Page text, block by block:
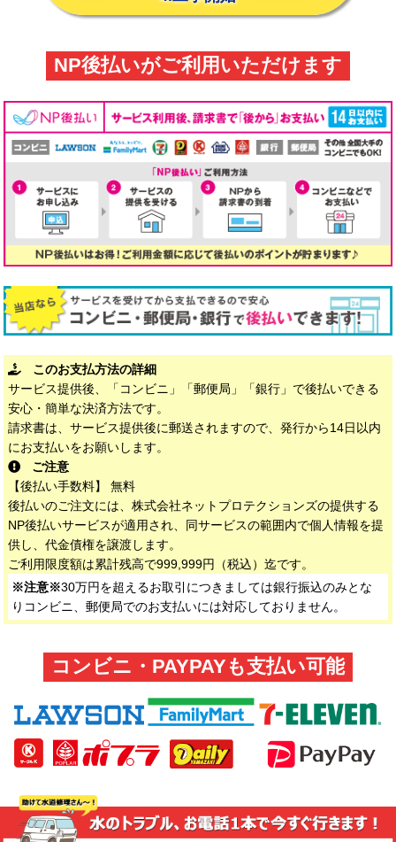
NP後払いがご利用いただけます
このお支払方法の詳細
サービス提供後、「コンビニ」「郵便局」「銀行」で後払いできる
安心・簡単な決済方法です。
請求書は、サービス提供後に郵送されますので、発行から14日以内
にお支払いをお願いします。
ご注意
【後払い手数料】 無料
後払いのご注文には、株式会社ネットプロテクションズの提供する
NP後払いサービスが適用され、同サービスの範囲内で個人情報を提
供し、代金債権を譲渡します。
ご利用限度額は累計残高で999,999円（税込）迄です。
※注意※30万円を超えるお取引につきましては銀行振込のみとな
りコンビニ、郵便局でのお支払いには対応しておりません。
コンビニ・PAYPAYも支払い可能